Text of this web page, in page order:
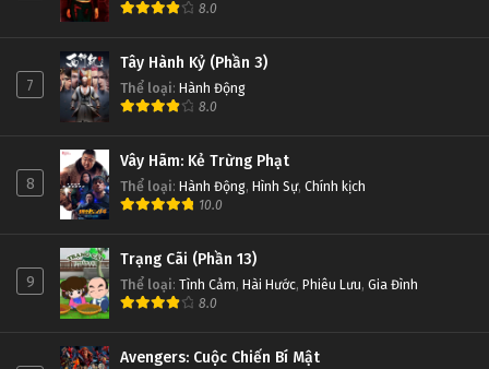
8.0
7
Tây Hành Kỷ (Phần 3)
Thể loại: Hành Động
8.0
8
Vây Hãm: Kẻ Trừng Phạt
Thể loại: Hành Động, Hình Sự, Chính kịch
10.0
9
Trạng Cãi (Phần 13)
Thể loại: Tình Cảm, Hài Hước, Phiêu Lưu, Gia Đình
8.0
Avengers: Cuộc Chiến Bí Mật